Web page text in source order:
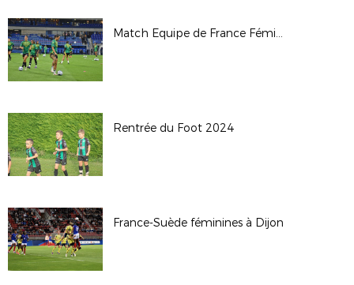
Match Equipe de France Féminine vs Jamaïque - Sochaux - 25/10/24
Rentrée du Foot 2024
France-Suède féminines à Dijon